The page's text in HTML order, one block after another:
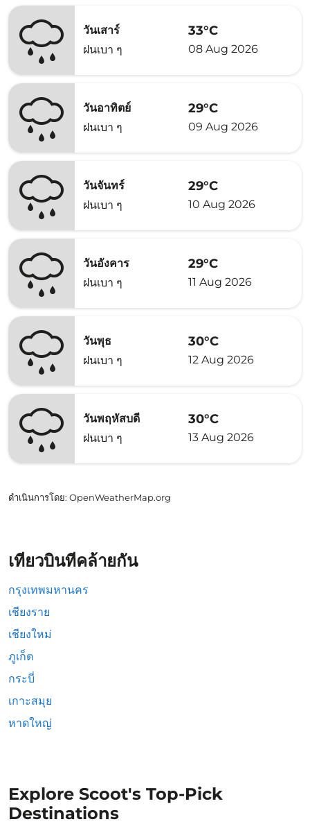
วันเสาร์
ฝนเบา ๆ
33°C
08 Aug 2026
วันอาทิตย์
ฝนเบา ๆ
29°C
09 Aug 2026
วันจันทร์
ฝนเบา ๆ
29°C
10 Aug 2026
วันอังคาร
ฝนเบา ๆ
29°C
11 Aug 2026
วันพุธ
ฝนเบา ๆ
30°C
12 Aug 2026
วันพฤหัสบดี
ฝนเบา ๆ
30°C
13 Aug 2026
ดำเนินการโดย: OpenWeatherMap.org
เที่ยวบินที่คล้ายกัน
กรุงเทพมหานคร
เชียงราย
เชียงใหม่
ภูเก็ต
กระบี่
เกาะสมุย
หาดใหญ่
Explore Scoot's Top-Pick
Destinations